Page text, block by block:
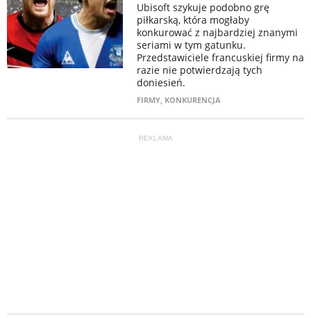
Ubisoft szykuje podobno grę
piłkarską, która mogłaby
konkurować z najbardziej znanymi
seriami w tym gatunku.
Przedstawiciele francuskiej firmy na
razie nie potwierdzają tych
doniesień.
FIRMY, KONKURENCJA
REKLAMA